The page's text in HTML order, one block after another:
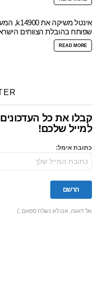
שפותח בהובלת הצוותים
READ MORE
קבלו את כל
למייל שלכם!
כתובת אימל:
אל דאגה, אנו לא נשלח ספאם :)